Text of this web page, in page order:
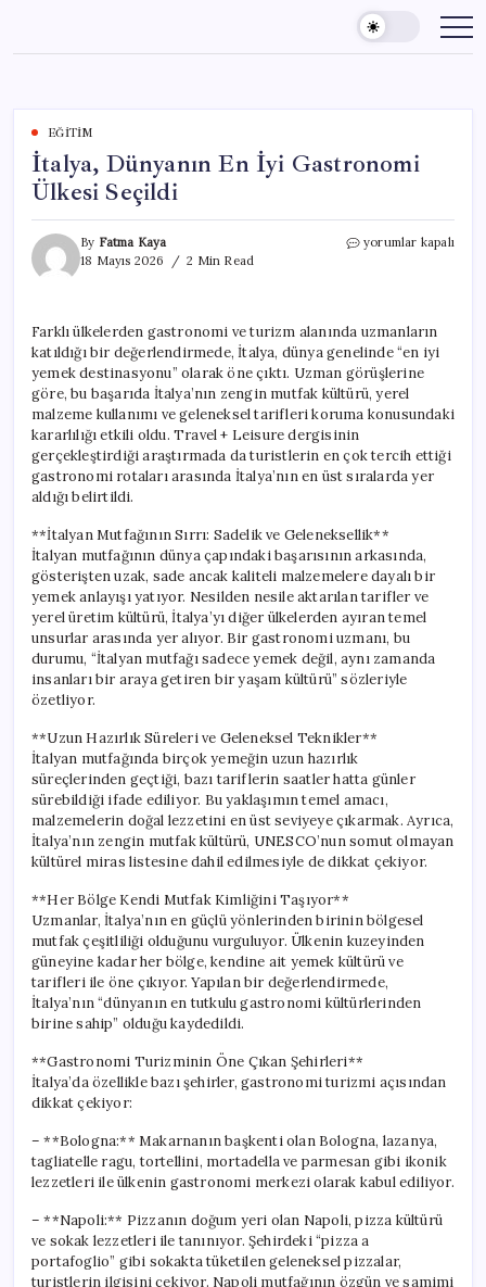
content
EĞITIM
İtalya, Dünyanın En İyi Gastronomi
Ülkesi Seçildi
By Fatma Kaya
18 Mayıs 2026
2 Min Read
İtalya,
Ülkesi
Seçildi
için
yorumlar kapalı
Farklı ülkelerden gastronomi ve turizm alanında uzmanların
katıldığı bir değerlendirmede, İtalya, dünya genelinde “en iyi
yemek destinasyonu” olarak öne çıktı. Uzman görüşlerine
göre, bu başarıda İtalya’nın zengin mutfak kültürü, yerel
malzeme kullanımı ve geleneksel tarifleri koruma konusundaki
kararlılığı etkili oldu. Travel + Leisure dergisinin
gerçekleştirdiği araştırmada da turistlerin en çok tercih ettiği
gastronomi rotaları arasında İtalya’nın en üst sıralarda yer
aldığı belirtildi.
**İtalyan Mutfağının Sırrı: Sadelik ve Geleneksellik**
İtalyan mutfağının dünya çapındaki başarısının arkasında,
gösterişten uzak, sade ancak kaliteli malzemelere dayalı bir
yemek anlayışı yatıyor. Nesilden nesile aktarılan tarifler ve
yerel üretim kültürü, İtalya’yı diğer ülkelerden ayıran temel
unsurlar arasında yer alıyor. Bir gastronomi uzmanı, bu
durumu, “İtalyan mutfağı sadece yemek değil, aynı zamanda
insanları bir araya getiren bir yaşam kültürü” sözleriyle
özetliyor.
**Uzun Hazırlık Süreleri ve Geleneksel Teknikler**
İtalyan mutfağında birçok yemeğin uzun hazırlık
süreçlerinden geçtiği, bazı tariflerin saatler hatta günler
sürebildiği ifade ediliyor. Bu yaklaşımın temel amacı,
malzemelerin doğal lezzetini en üst seviyeye çıkarmak. Ayrıca,
İtalya’nın zengin mutfak kültürü, UNESCO’nun somut olmayan
kültürel miras listesine dahil edilmesiyle de dikkat çekiyor.
**Her Bölge Kendi Mutfak Kimliğini Taşıyor**
Uzmanlar, İtalya’nın en güçlü yönlerinden birinin bölgesel
mutfak çeşitliliği olduğunu vurguluyor. Ülkenin kuzeyinden
güneyine kadar her bölge, kendine ait yemek kültürü ve
tarifleri ile öne çıkıyor. Yapılan bir değerlendirmede,
İtalya’nın “dünyanın en tutkulu gastronomi kültürlerinden
birine sahip” olduğu kaydedildi.
**Gastronomi Turizminin Öne Çıkan Şehirleri**
İtalya’da özellikle bazı şehirler, gastronomi turizmi açısından
dikkat çekiyor:
– **Bologna:** Makarnanın başkenti olan Bologna, lazanya,
tagliatelle ragu, tortellini, mortadella ve parmesan gibi ikonik
lezzetleri ile ülkenin gastronomi merkezi olarak kabul ediliyor.
– **Napoli:** Pizzanın doğum yeri olan Napoli, pizza kültürü
ve sokak lezzetleri ile tanınıyor. Şehirdeki “pizza a
portafoglio” gibi sokakta tüketilen geleneksel pizzalar,
turistlerin ilgisini çekiyor. Napoli mutfağının özgün ve samimi